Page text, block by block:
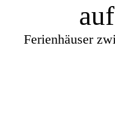
Ferienhäuser